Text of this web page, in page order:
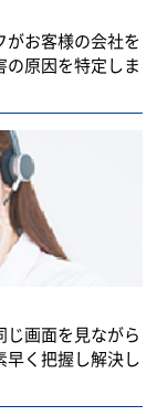
がお客様の会社を
原因を特定しま
画面を見ながら
早く把握し解決し